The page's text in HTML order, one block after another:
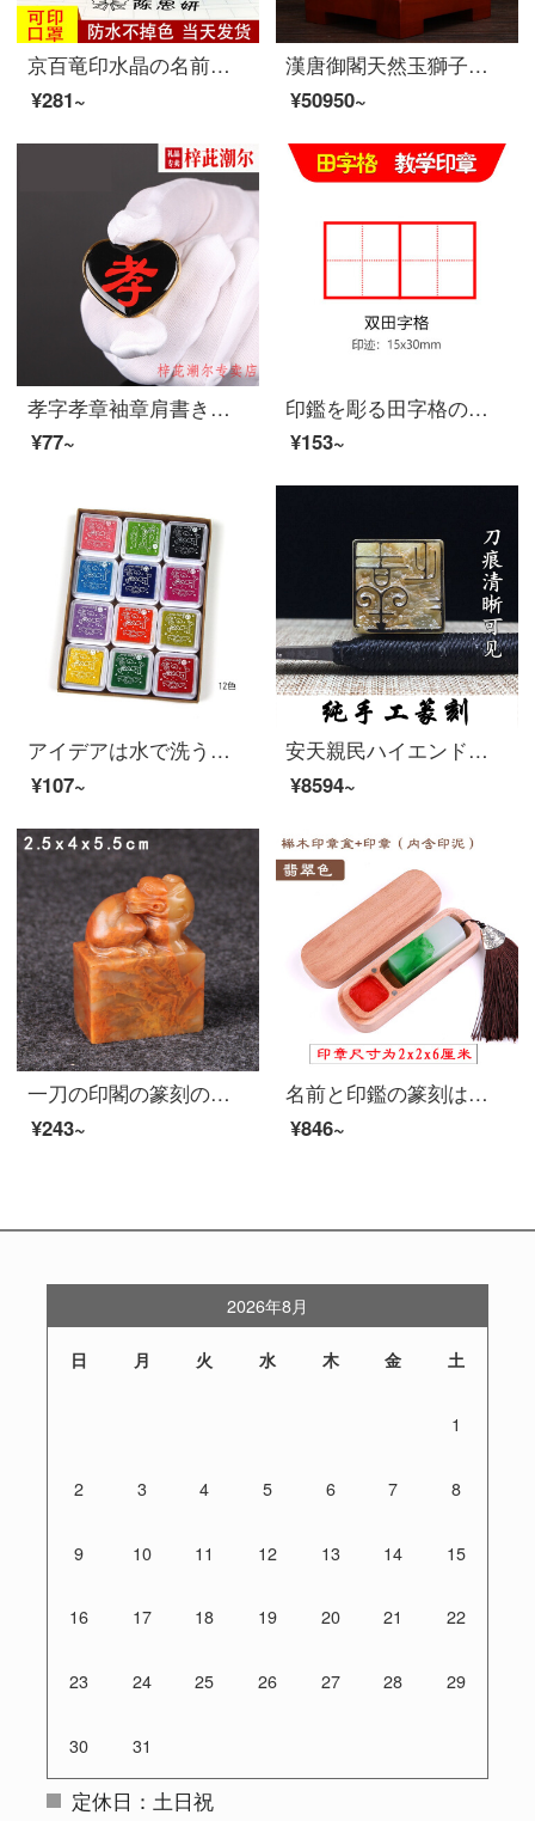
京百竜印水晶の名前は印鑑を貼って注文して印鑑を注文します。名前は布を貼って、幼稚園の服を縫うことができます。防水名前の印鑑と子供の服を注文します。
¥281~
漢唐御閣天然玉獅子玉璽の印章の置物は指導先生にビジネスプレゼントの上司の事務机に昇格させます。書斎に飾った工芸品オーダを飾っています。メードはアフガニスタン氷玉獅子の印鑑です。
¥50950~
孝字孝章袖章肩書きの胸マークのピン別祭祀告別式用品のハート型の赤い字1つ
¥77~
印鑑を彫る田字格の印鑑ピンインの田字格の米の字の格の印鑑オーダダのメールドの1学年の小学生は間違いを直して印鑑の先生の教育の光敏の章の子供を教えて捺印して双田の字格を作ります。
¥153~
アイデアは水で洗うことができます。子供用DIY指で泥を描くセットは12色です。
¥107~
安天親民ハイエンド豪華プレゼント手作り印鑑篆刻篆刻印石印章材料石書画書画名章氏名落款蔵書閑章オーダメールド
¥8594~
一刀の印閣の篆刻の石の印鑑の寿山の石のピスの勇壮な印の石のチベットの書画の名前の篆刻の練習の印鑑の閑章の2.5 x 4 x 5.5 cm
¥243~
名前と印鑑の篆刻は個人硬筆書法の印鑑を注文して作られました。手帳の四角形に字を彫ってください。子供の名前と印鑑を作っています。人名教師と学生は印鑑で捺印します。【木箱の金】翡翠色（2センチ）
¥846~
2026年8月
日 月 火 水 木 金 土
1
2 3 4 5 6 7 8
9 10 11 12 13 14 15
16 17 18 19 20 21 22
23 24 25 26 27 28 29
30 31
定休日：土日祝